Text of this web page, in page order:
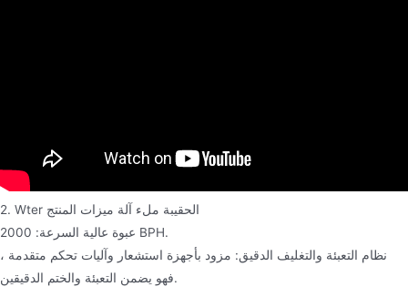
2. Wter الحقيبة ملء آلة ميزات المنتج
عبوة عالية السرعة: 2000 BPH.
نظام التعبئة والتغليف الدقيق: مزود بأجهزة استشعار وآليات تحكم متقدمة ،
فهو يضمن التعبئة والختم الدقيقين.